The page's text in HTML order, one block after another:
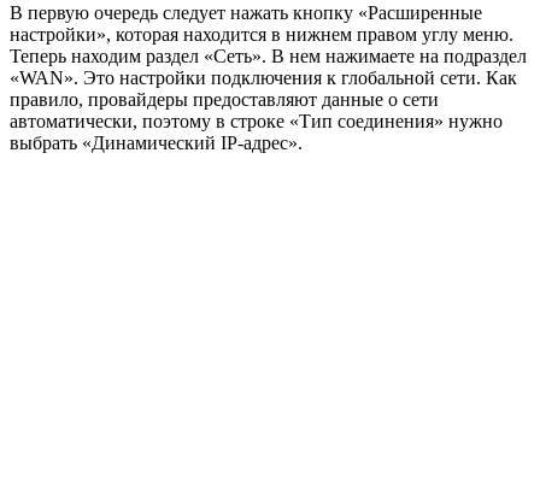
В первую очередь следует нажать кнопку «Расширенные
настройки», которая находится в нижнем правом углу меню.
Теперь находим раздел «Сеть». В нем нажимаете на подраздел
«WAN». Это настройки подключения к глобальной сети. Как
правило, провайдеры предоставляют данные о сети
автоматически, поэтому в строке «Тип соединения» нужно
выбрать «Динамический IP-адрес».